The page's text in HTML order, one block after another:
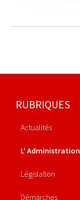
Pied
de
RUBRIQUES
Actualités
L' Administration
Législation
Démarches